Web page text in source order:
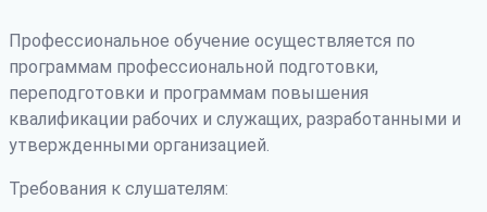
Профессиональное обучение осуществляется по
программам профессиональной подготовки,
переподготовки и программам повышения
квалификации рабочих и служащих, разработанными и
утвержденными организацией.
Требования к слушателям: